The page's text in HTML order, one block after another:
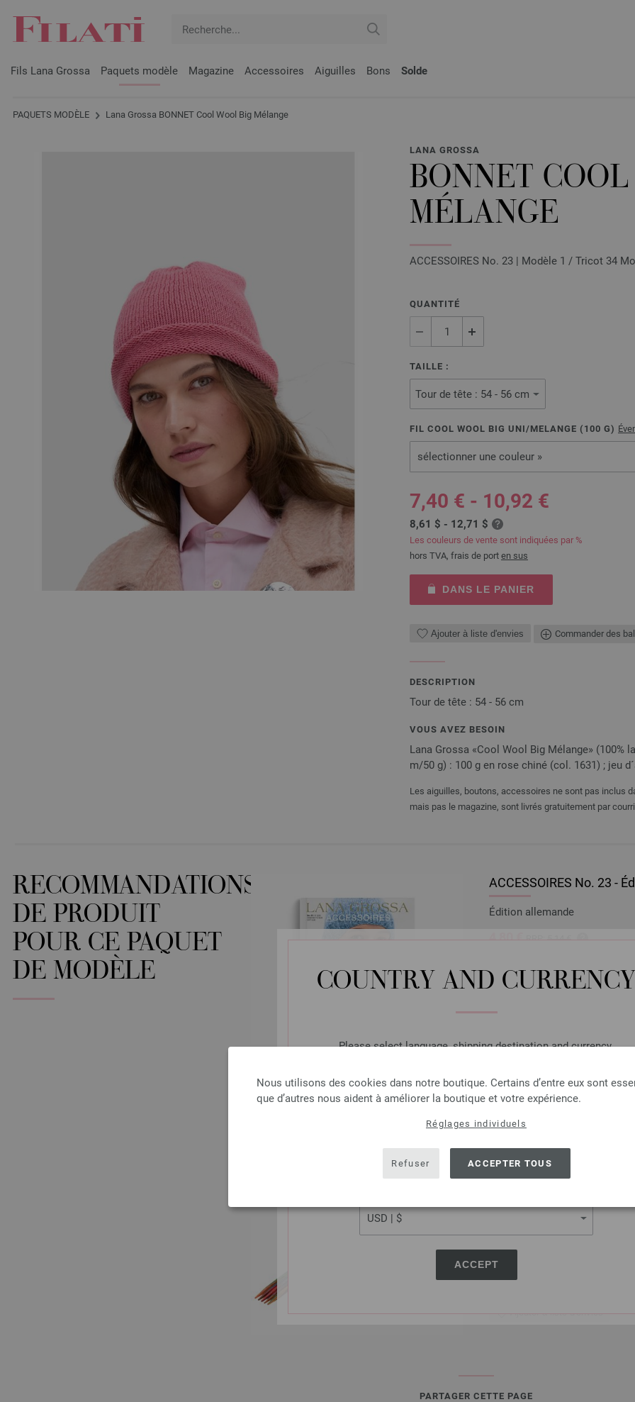
COUNTRY AND CURRENCY
Please select language, shipping destination and currency.
USA - The United States of America
ACCEPT
Nous utilisons des cookies dans notre boutique. Certains d’entre eux sont
que d’autres nous aident à améliorer la boutique et votre expérience.
Réglages individuels
Refuser ACCEPTER TOUS
Fils Lana Grossa Paquets modèle Magazine Accessoires Aiguilles Bons Solde
PAQUETS MODÈLE Lana Grossa BONNET Cool Wool Big Mélange
LANA GROSSA
BONNET
MÉLANGE
ACCESSOIRES No. 23 | Modèle 1 / Tricot 34
QUANTITÉ
TAILLE :
FIL COOL WOOL BIG UNI/MELANGE ( 100 G)
sélectionner une couleur »
7,40 € - 10,92 €
8,61 $ - 12,71 $
Les couleurs de vente sont indiquées par %
hors TVA, frais de port en sus
DANS LE PANIER
Ajouter à liste d'envies Commander des
DESCRIPTION
Tour de tête : 54 - 56 cm
VOUS AVEZ BESOIN
Lana Grossa «Cool Wool Big Mélange» (100%
m/50 g) : 100 g en rose chiné (col. 1631) ; jeu
Les aiguilles, boutons, accessoires ne sont pas inclus
mais pas le magazine, sont livrés gratuitement par
RECOMMANDATIONS
DE PRODUIT
POUR CE PAQUET
DE MODÈLE
ACCESSOIRES No. 23 -
Édition allemande
4,80 €RRP:5,14 €
hors TVA,
QUANTITÉ
Ajouter à liste d'envies
Jeu d'aiguilles design en
Jeu d'aiguilles design en bois
hors TVA, frais de port
Ajouter à liste d'envies
PARTAGER CETTE PAGE